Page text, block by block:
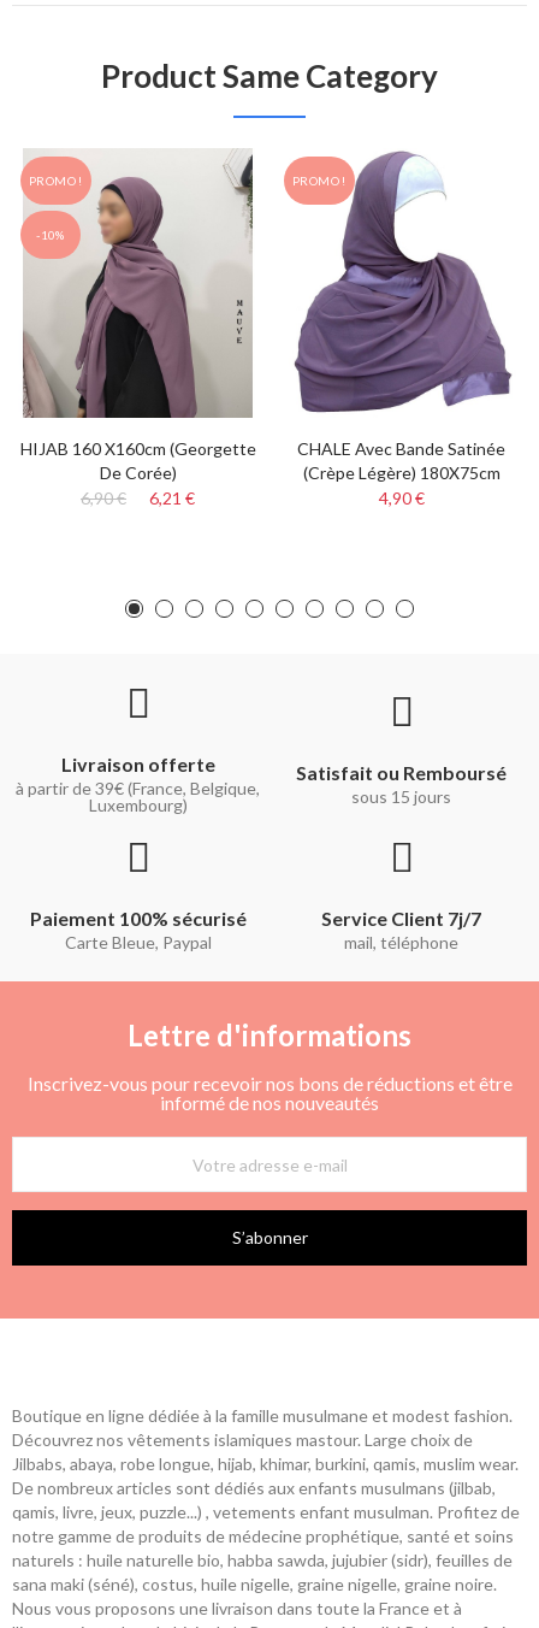
Product Same Category
PROMO !
-10%
HIJAB 160 X160cm (Georgette
De Corée)
6,90 €
6,21 €
PROMO !
CHALE Avec Bande Satinée
(crèpe Légère) 180X75cm
4,90 €
Livraison offerte
à partir de 39€ (France, Belgique,
Luxembourg)
Satisfait ou Remboursé
sous 15 jours
Paiement 100% sécurisé
Carte Bleue, Paypal
Service Client 7j/7
mail, téléphone
Lettre d'informations
Inscrivez-vous pour recevoir nos bons de réductions et être
informé de nos nouveautés
S’abonner
Boutique en ligne dédiée à la famille musulmane et modest fashion.
Découvrez nos vêtements islamiques mastour. Large choix de
Jilbabs, abaya, robe longue, hijab, khimar, burkini, qamis, muslim wear.
De nombreux articles sont dédiés aux enfants musulmans (jilbab,
qamis, livre, jeux, puzzle...) , vetements enfant musulman. Profitez de
notre gamme de produits de médecine prophétique, santé et soins
naturels : huile naturelle bio, habba sawda, jujubier (sidr), feuilles de
sana maki (séné), costus, huile nigelle, graine nigelle, graine noire.
Nous vous proposons une livraison dans toute la France et à